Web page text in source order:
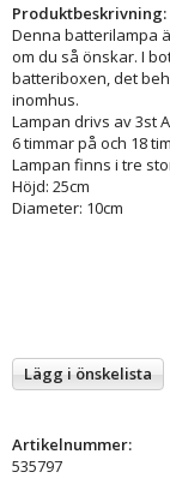
Produktbeskrivning:
Denna batterilampa
om du så önskar. I
batteriboxen, det
inomhus.
Lampan drivs av 3st
6 timmar på och 18
Lampan finns i tre
Höjd: 25cm
Diameter: 10cm
Lägg i önskelista
Artikelnummer:
535797